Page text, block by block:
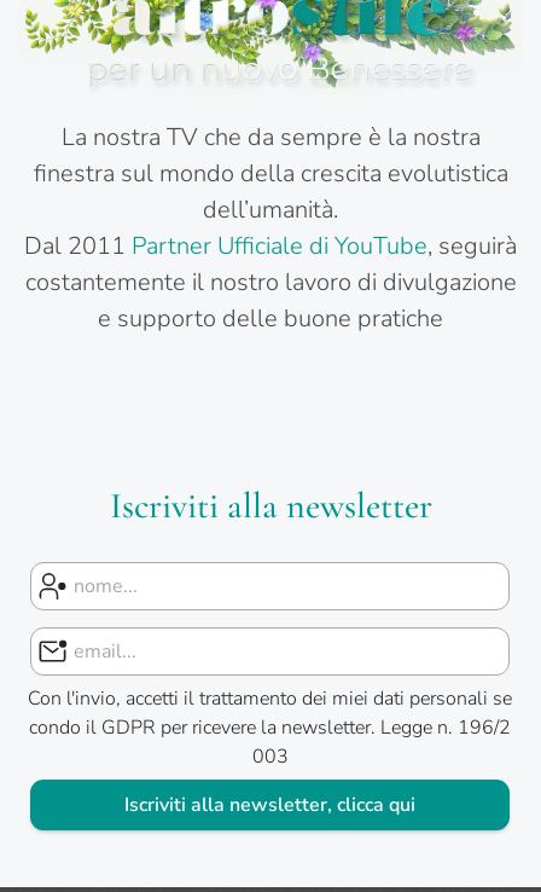
La nostra TV che da sempre è la nostra
finestra sul mondo della crescita evolutistica
dell’umanità.
Dal 2011 Partner Ufficiale di YouTube, seguirà
costantemente il nostro lavoro di divulgazione
e supporto delle buone pratiche
Iscriviti alla newsletter
Con l'invio, accetti il trattamento dei miei dati personali se
condo il GDPR per ricevere la newsletter. Legge n. 196/2
003
Iscriviti alla newsletter, clicca qui